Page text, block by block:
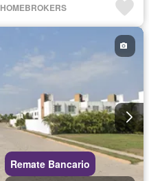
closet Sin amueblar
Remate Bancario